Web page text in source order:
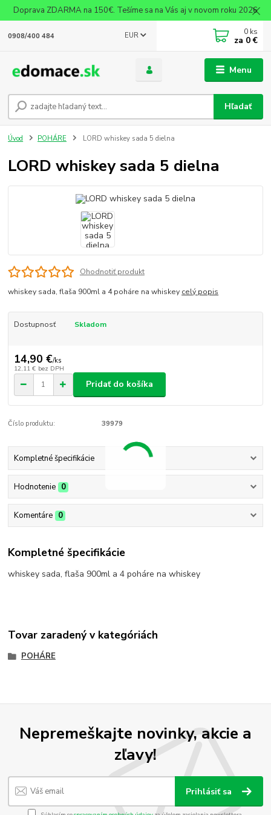
Doprava ZDARMA na 150€. Tešíme sa na Vás aj v novom roku 2026
Menu
EUR
Hľadať
0908/400 484 0 ks
za 0 €
Úvod POHÁRE LORD whiskey sada 5 dielna
LORD whiskey sada 5 dielna
Ohodnotiť produkt
whiskey sada, flaša 900ml a 4 poháre na whiskey celý popis
Dostupnosť Skladom
14,90 €/ks
12,11 € bez DPH
Pridať do košíka
Číslo produktu: 39979
Kompletné špecifikácie
Hodnotenie 0
Komentáre 0
Kompletné špecifikácie
whiskey sada, flaša 900ml a 4 poháre na whiskey
Tovar zaradený v kategóriách
POHÁRE
Nepremeškajte novinky, akcie a
zľavy!
Prihlásiť sa